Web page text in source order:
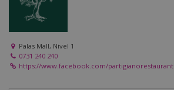
Palas Mall, Nivel 1
0731 240 240
https://www.facebook.com/partigianorestaurant